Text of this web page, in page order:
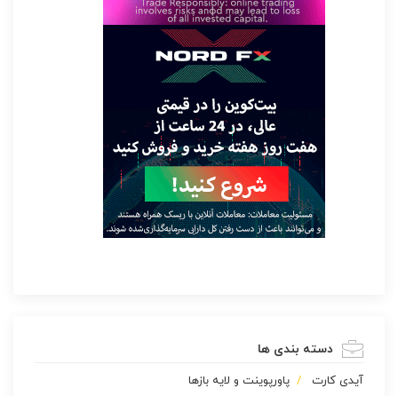
دسته بندی ها
آیدی کارت پاورپوينت و لایه بازها